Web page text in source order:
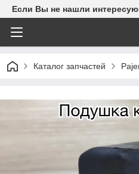
Если Вы не нашли
Каталог запчастей